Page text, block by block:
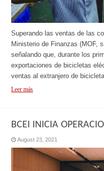
Superando las ventas de las
Ministerio de Finanzas (MOF,
señalando que, durante los
exportaciones de bicicletas
ventas al extranjero de
Leer más
BCEI INICIA
August 23, 2021